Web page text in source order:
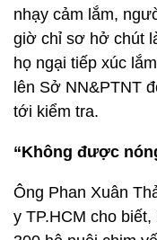
nhạy cảm lắm,
giờ chỉ sơ hở chút
họ ngại tiếp xúc
lên Sở NN&PTNT
tới kiểm tra.
“Không được
Ông Phan Xuân
y TP.HCM cho